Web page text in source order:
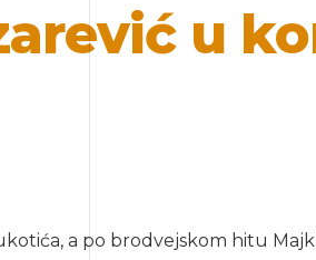
u
a po brodvejskom hitu